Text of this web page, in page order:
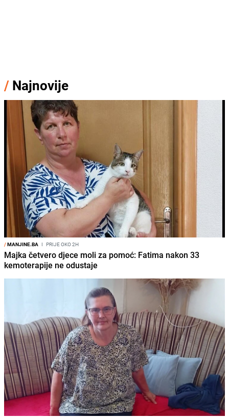
/ Najnovije
/MANJINE.BA I PRIJE OKO 2H
Majka četvero djece moli za pomoć: Fatima nakon 33
kemoterapije ne odustaje